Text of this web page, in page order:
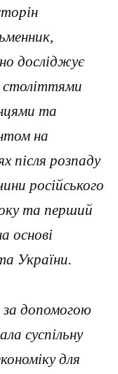
досліджує
століттями
та
на
після розпаду
російського
та перший
основі
України.
за допомогою
суспільну
для